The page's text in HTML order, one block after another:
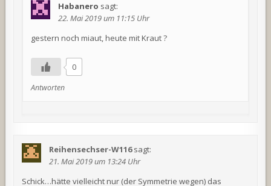
Habanero sagt:
22. Mai 2019 um 11:15 Uhr
gestern noch miaut, heute mit Kraut ?
0
Antworten
Reihensechser-W116sagt:
21. Mai 2019 um 13:24 Uhr
Schick…hätte vielleicht nur (der Symmetrie wegen) das